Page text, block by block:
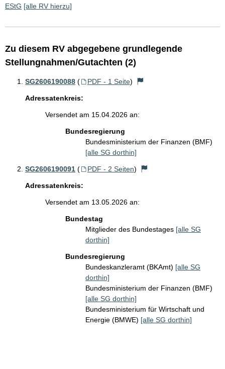
EStG [alle RV hierzu]
Zu diesem RV abgegebene grundlegende
Stellungnahmen/Gutachten (2)
SG2606190088 ( PDF - 1 Seite)
Adressatenkreis:
Versendet am 15.04.2026 an:
Bundesregierung
Bundesministerium der Finanzen (BMF)
[alle SG dorthin]
SG2606190091 ( PDF - 2 Seiten)
Adressatenkreis:
Versendet am 13.05.2026 an:
Bundestag
Mitglieder des Bundestages [alle SG
dorthin]
Bundesregierung
Bundeskanzleramt (BKAmt) [alle SG
dorthin]
Bundesministerium der Finanzen (BMF)
[alle SG dorthin]
Bundesministerium für Wirtschaft und
Energie (BMWE) [alle SG dorthin]